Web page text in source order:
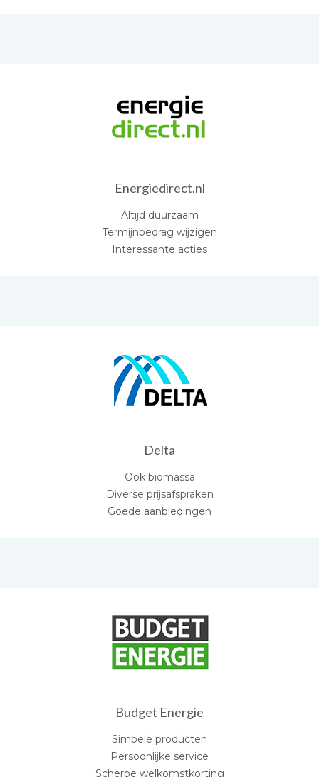
Energiedirect.nl
Altijd duurzaam
Termijnbedrag wijzigen
Interessante acties
Delta
Ook biomassa
Diverse prijsafspraken
Goede aanbiedingen
Budget Energie
Simpele producten
Persoonlijke service
Scherpe welkomstkorting